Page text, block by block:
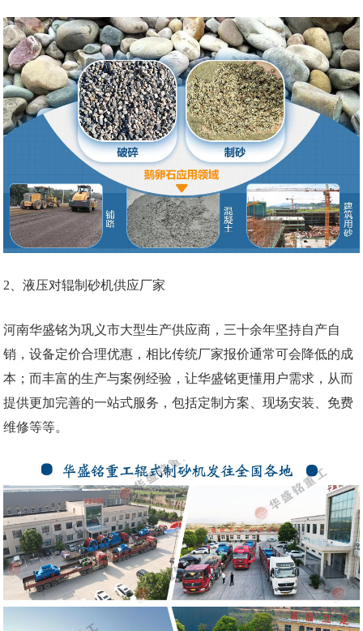
2、液压对辊制砂机供应厂家
河南华盛铭为巩义市大型生产供应商，三十余年坚持自产自
销，设备定价合理优惠，相比传统厂家报价通常可会降低的成
本；而丰富的生产与案例经验，让华盛铭更懂用户需求，从而
提供更加完善的一站式服务，包括定制方案、现场安装、免费
维修等等。